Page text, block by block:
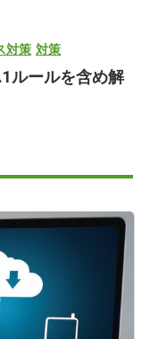
対策 対策
ルールを含め解